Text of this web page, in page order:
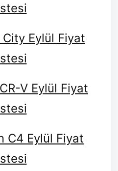
Eylül Fiyat
V Eylül Fiyat
C4 Eylül Fiyat